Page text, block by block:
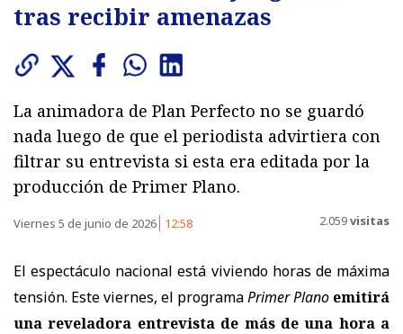
tras recibir amenazas
La animadora de Plan Perfecto no se guardó
nada luego de que el periodista advirtiera con
filtrar su entrevista si esta era editada por la
producción de Primer Plano.
Viernes 5 de junio de 2026 12:58 2.059visitas
El espectáculo nacional está viviendo horas de máxima
tensión. Este viernes, el programaPrimer Plano emitirá
una reveladora entrevista de más de una hora a